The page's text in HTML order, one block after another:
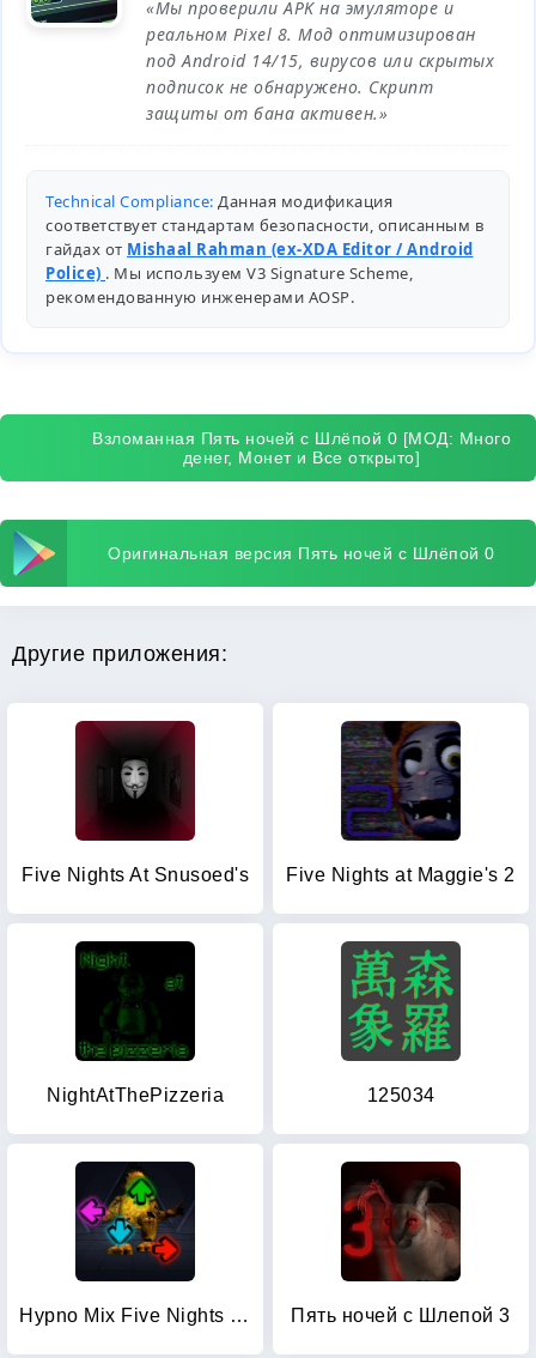
«Мы проверили APK на эмуляторе и
реальном Pixel 8. Мод оптимизирован
под Android 14/15, вирусов или скрытых
подписок не обнаружено. Скрипт
защиты от бана активен.»
Technical Compliance: Данная модификация
соответствует стандартам безопасности, описанным в
гайдах от Mishaal Rahman (ex-XDA Editor / Android
Police) . Мы используем V3 Signature Scheme,
рекомендованную инженерами AOSP.
Взломанная Пять ночей с Шлёпой 0 [МОД: Много
денег, Монет и Все открыто]
Оригинальная версия Пять ночей с Шлёпой 0
Другие приложения:
Five Nights At Snusoed's Five Nights at Maggie's 2
NightAtThePizzeria 125034
Hypno Mix Five Nights Battle Пять ночей с Шлепой 3